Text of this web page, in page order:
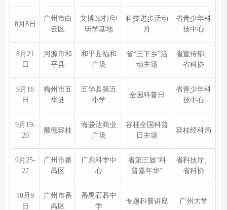
8月8日
广州市白
云区
文博3D打印
研学基地
科技进步活动
月
省青少年科
技中心
8月21
日
河源市和
平县
和平县福和
广场
省“三下乡”活
动主场
省宣传部、
省科协
9月16
日
梅州市五
华县
五华县第五
小学
全国科普日
省青少年科
技中心
9月19-
20
顺德容桂
海骏达商业
广场
容桂全国科普
日主场
容桂经科局
9月25-
27
广州市番
禺区
广东科学中
心
省第三届“科
普嘉年华”
省科技厅、
省科协
10月9
日
广州市番
禺区
番禺石碁中
学
专题科普讲座 广州大学